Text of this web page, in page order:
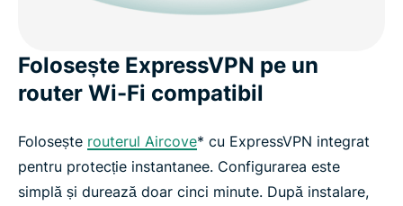
Folosește ExpressVPN pe un
router Wi-Fi compatibil
Folosește routerul Aircove* cu ExpressVPN integrat
pentru protecție instantanee. Configurarea este
simplă și durează doar cinci minute. După instalare,